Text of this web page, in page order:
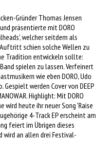
Gründer Thomas Jensen
präsentierte mit DORO
welcher seitdem als
schien solche Wellen zu
Tradition entwickeln sollte:
spielen zu lassen. Verfeinert
wie eben DORO, Udo
Gespielt werden Cover von DEEP
Highlight: Mit DORO
wird heute ihr neuer Song 'Raise
4-Track EP erscheint am
feiert im Übrigen dieses
wird an allen drei Festival-